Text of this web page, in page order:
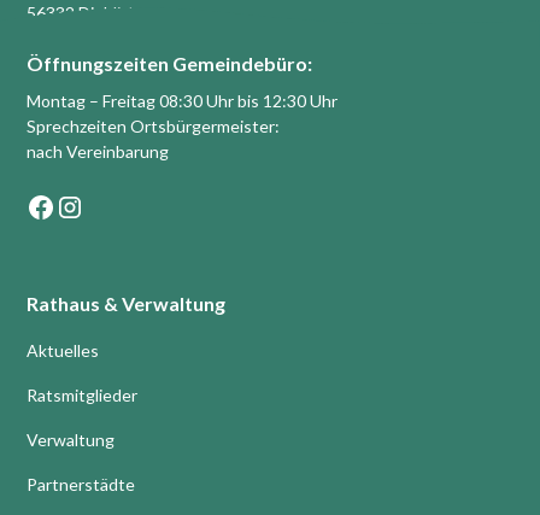
56332 Dieblich
Öffnungszeiten Gemeindebüro:
Montag – Freitag 08:30 Uhr bis 12:30 Uhr
Sprechzeiten Ortsbürgermeister:
nach Vereinbarung
Rathaus & Verwaltung
Aktuelles
Ratsmitglieder
Verwaltung
Partnerstädte